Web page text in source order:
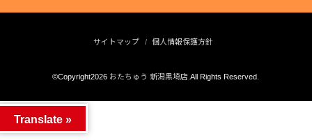
サイトマップ 個人情報保護方針
©Copyright2026 おたちゅう 新潟黒埼店 .All Rights Reserved.
Translate »